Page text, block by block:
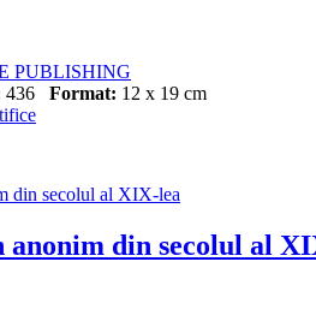
PUBLISHING
436 Format: 12 x 19 cm
din secolul al